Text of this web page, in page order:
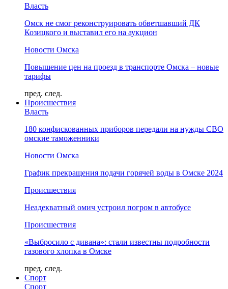
Власть
Омск не смог реконструировать обветшавший ДК
Козицкого и выставил его на аукцион
Новости Омска
Повышение цен на проезд в транспорте Омска – новые
тарифы
пред. след.
Происшествия
Власть
180 конфискованных приборов передали на нужды СВО
омские таможенники
Новости Омска
График прекращения подачи горячей воды в Омске 2024
Происшествия
Неадекватный омич устроил погром в автобусе
Происшествия
«Выбросило с дивана»: стали известны подробности
газового хлопка в Омске
пред. след.
Спорт
Спорт